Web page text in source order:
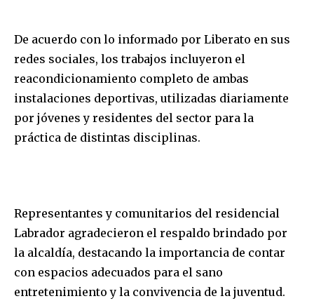
De acuerdo con lo informado por Liberato en sus
redes sociales, los trabajos incluyeron el
reacondicionamiento completo de ambas
instalaciones deportivas, utilizadas diariamente
por jóvenes y residentes del sector para la
práctica de distintas disciplinas.
Representantes y comunitarios del residencial
Labrador agradecieron el respaldo brindado por
la alcaldía, destacando la importancia de contar
con espacios adecuados para el sano
entretenimiento y la convivencia de la juventud.